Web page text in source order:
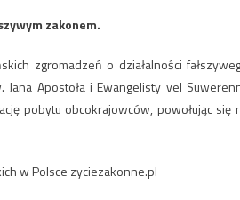
zakonem.
zgromadzeń o działalności
Apostoła i Ewangelisty vel
pobytu obcokrajowców, powołując się
w Polsce zyciezakonne.pl